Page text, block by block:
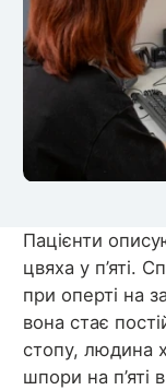
Пацієнти
цвяха у п’яті.
при оперті на
вона стає
стопу, людина
шпори на п’яті